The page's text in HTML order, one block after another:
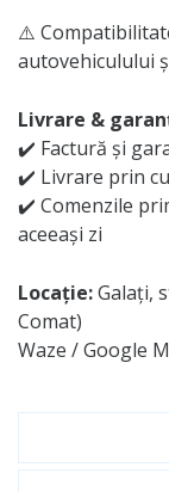
⚠️
autovehiculului
Livrare &
✔️ Factură și
✔️ Livrare prin
✔️ Comenzile
aceeași zi
Locație:Galați,
Comat)
Waze / Google